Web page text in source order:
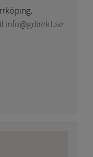
info@gdirekt.se